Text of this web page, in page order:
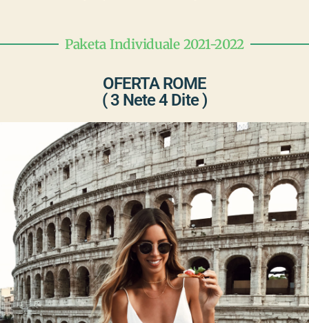
Paketa Individuale 2021-2022
OFERTA ROME
( 3 Nete 4 Dite )